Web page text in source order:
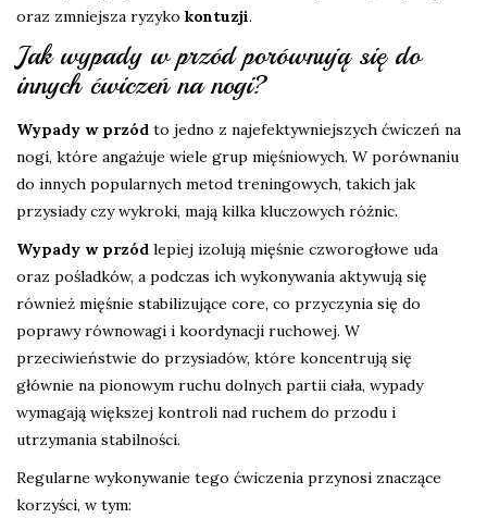
oraz zmniejsza ryzyko kontuzji.
Jak wypady w przód porównują się do
innych ćwiczeń na nogi?
Wypady w przód to jedno z najefektywniejszych ćwiczeń na
nogi, które angażuje wiele grup mięśniowych. W porównaniu
do innych popularnych metod treningowych, takich jak
przysiady czy wykroki, mają kilka kluczowych różnic.
Wypady w przód lepiej izolują mięśnie czworogłowe uda
oraz pośladków, a podczas ich wykonywania aktywują się
również mięśnie stabilizujące core, co przyczynia się do
poprawy równowagi i koordynacji ruchowej. W
przeciwieństwie do przysiadów, które koncentrują się
głównie na pionowym ruchu dolnych partii ciała, wypady
wymagają większej kontroli nad ruchem do przodu i
utrzymania stabilności.
Regularne wykonywanie tego ćwiczenia przynosi znaczące
korzyści, w tym: